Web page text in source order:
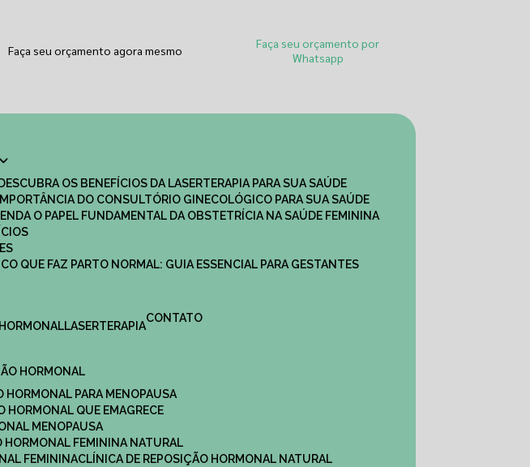
Faça seu orçamento agora mesmo
Faça seu orçamento por
Whatsapp
DESCUBRA OS BENEFÍCIOS DA LASERTERAPIA PARA SUA SAÚDE
DO CONSULTÓRIO GINECOLÓGICO PARA SUA SAÚDE
O PAPEL FUNDAMENTAL DA OBSTETRÍCIA NA SAÚDE FEMININA
QUE FAZ PARTO NORMAL: GUIA ESSENCIAL PARA GESTANTES
HORMONAL LASERTERAPIA
CONTATO
HORMONAL
HORMONAL PARA MENOPAUSA
HORMONAL QUE EMAGRECE
MENOPAUSA
HORMONAL FEMININA NATURAL
FEMININA
CLÍNICA DE REPOSIÇÃO HORMONAL NATURAL